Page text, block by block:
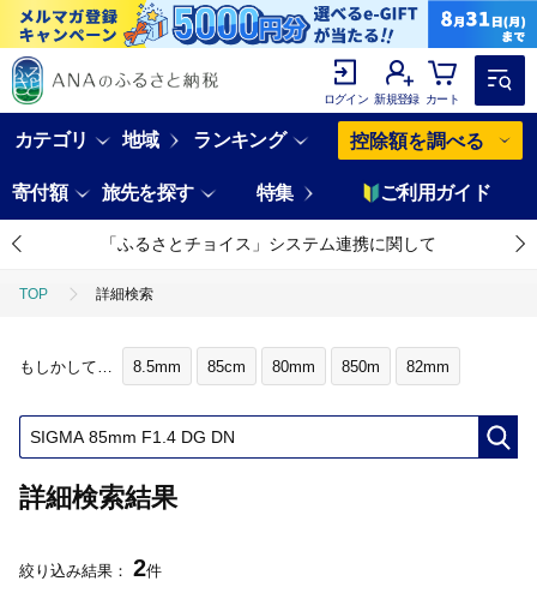
ログイン 新規登録 カート
カテゴリ 地域 ランキング 控除額を調べる
寄付額 旅先を探す 特集 ご利用ガイド
「ふるさとチョイス」システム連携に関して
TOP 詳細検索
もしかして… 8.5mm 85cm 80mm 850m 82mm
詳細検索結果
絞り込み結果： 2件